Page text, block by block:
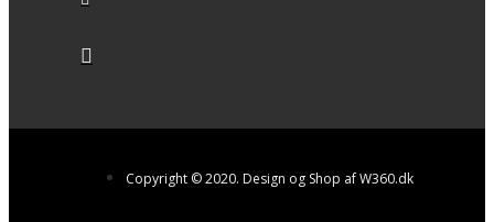
Copyright © 2020. Design og Shop af W360.dk